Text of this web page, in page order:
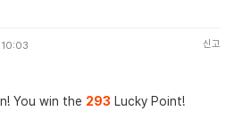
신고
You win the 293 Lucky Point!